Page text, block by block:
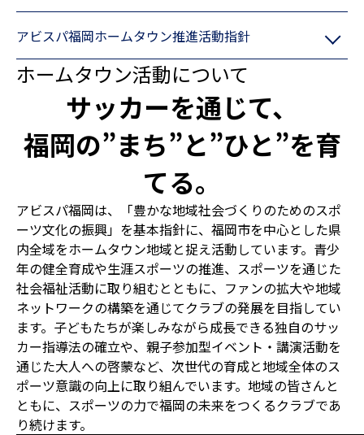
アビスパ福岡ホームタウン推進活動指針
ホームタウン活動について
サッカーを通じて、
福岡の”まち”と”ひと”を育
てる。
アビスパ福岡は、「豊かな地域社会づくりのためのスポ
ーツ文化の振興」を基本指針に、福岡市を中心とした県
内全域をホームタウン地域と捉え活動しています。青少
年の健全育成や生涯スポーツの推進、スポーツを通じた
社会福祉活動に取り組むとともに、ファンの拡大や地域
ネットワークの構築を通じてクラブの発展を目指してい
ます。子どもたちが楽しみながら成長できる独自のサッ
カー指導法の確立や、親子参加型イベント・講演活動を
通じた大人への啓蒙など、次世代の育成と地域全体のス
ポーツ意識の向上に取り組んでいます。地域の皆さんと
ともに、スポーツの力で福岡の未来をつくるクラブであ
り続けます。